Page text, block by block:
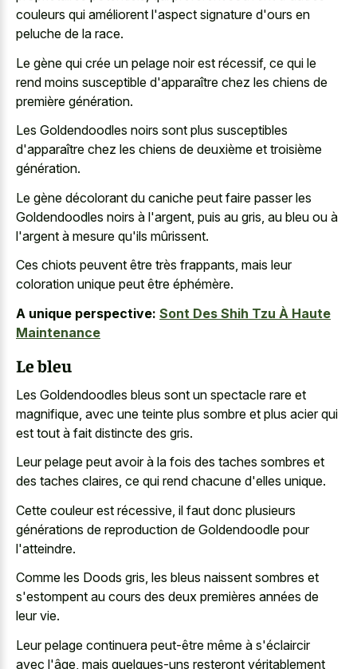
couleurs qui améliorent l'aspect signature d'ours en
peluche de la race.
Le gène qui crée un pelage noir est récessif, ce qui le
rend moins susceptible d'apparaître chez les chiens de
première génération.
Les Goldendoodles noirs sont plus susceptibles
d'apparaître chez les chiens de deuxième et troisième
génération.
Le gène décolorant du caniche peut faire passer les
Goldendoodles noirs à l'argent, puis au gris, au bleu ou à
l'argent à mesure qu'ils mûrissent.
Ces chiots peuvent être très frappants, mais leur
coloration unique peut être éphémère.
A unique perspective: Sont Des Shih Tzu À Haute
Maintenance
Le bleu
Les Goldendoodles bleus sont un spectacle rare et
magnifique, avec une teinte plus sombre et plus acier qui
est tout à fait distincte des gris.
Leur pelage peut avoir à la fois des taches sombres et
des taches claires, ce qui rend chacune d'elles unique.
Cette couleur est récessive, il faut donc plusieurs
générations de reproduction de Goldendoodle pour
l'atteindre.
Comme les Doods gris, les bleus naissent sombres et
s'estompent au cours des deux premières années de
leur vie.
Leur pelage continuera peut-être même à s'éclaircir
avec l'âge, mais quelques-uns resteront véritablement